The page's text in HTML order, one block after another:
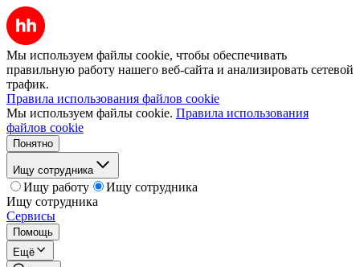
Мы используем файлы cookie, чтобы обеспечивать
правильную работу нашего веб-сайта и анализировать сетевой
трафик.
Правила использования файлов cookie
Мы используем файлы cookie. Правила использования
файлов cookie
Понятно
Ищу сотрудника
Ищу работу
Ищу сотрудника
Ищу сотрудника
Сервисы
Помощь
Ещё